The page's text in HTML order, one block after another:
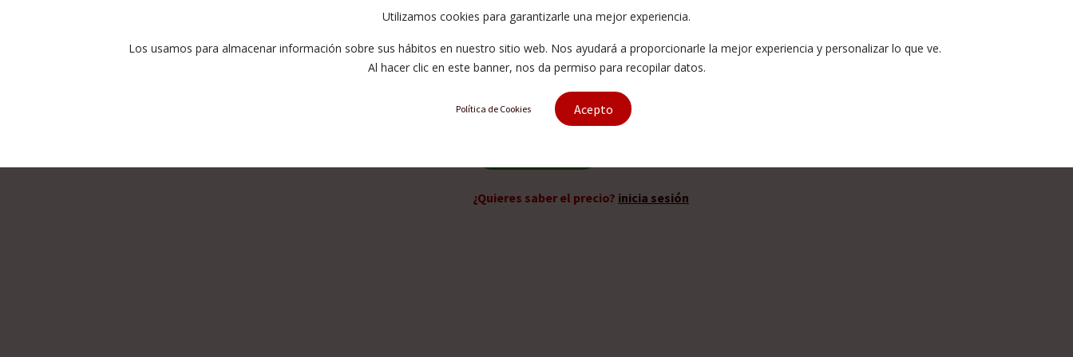
D2,5CC special for clean cut
103012K
¿Quieres saber el precio? inicia sesión
Utilizamos cookies para garantizarle una mejor experiencia.
Los usamos para almacenar información sobre sus hábitos en nuestro sitio web. Nos ayudará a proporcionarle la mejor experiencia y personalizar lo que ve.
Al hacer clic en este banner, nos da permiso para recopilar datos.
Política de Cookies Acepto